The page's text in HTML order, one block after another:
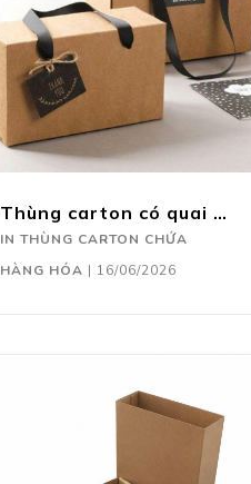
Thùng carton có quai xách
IN THÙNG CARTON CHỨA
HÀNG HÓA | 16/06/2026